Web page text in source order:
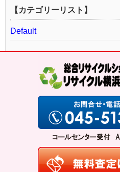
【カテゴリーリスト】
Default